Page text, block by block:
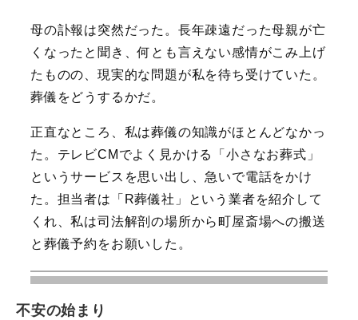
母の訃報は突然だった。長年疎遠だった母親が亡
くなったと聞き、何とも言えない感情がこみ上げ
たものの、現実的な問題が私を待ち受けていた。
葬儀をどうするかだ。
正直なところ、私は葬儀の知識がほとんどなかっ
た。テレビCMでよく見かける「小さなお葬式」
というサービスを思い出し、急いで電話をかけ
た。担当者は「R葬儀社」という業者を紹介して
くれ、私は司法解剖の場所から町屋斎場への搬送
と葬儀予約をお願いした。
不安の始まり